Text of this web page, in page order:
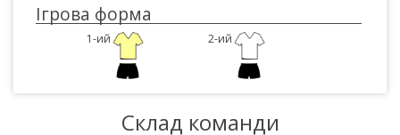
Ігрова форма
1-ий 2-ий
Склад команди